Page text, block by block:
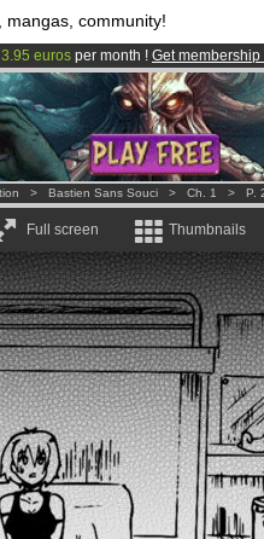
mangas, community!
3.95 euros per month ! Get membership
1000comics & mangas!.
!.
> Bastien Sans Souci > Ch. 1 > P.
Full screen Thumbnails